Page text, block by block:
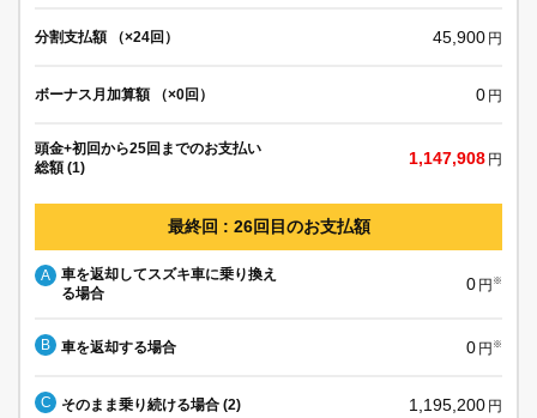
分割支払額 （×24回） 45,900 円
ボーナス月加算額 （×0回） 0 円
頭金+初回から25回までのお支払い
総額 (1)
1,147,908 円
最終回 : 26回目のお支払額
A
車を返却してスズキ車に乗り換え
る場合
0 円 ※
B 車を返却する場合 0 円 ※
C そのまま乗り続ける場合 (2) 1,195,200 円